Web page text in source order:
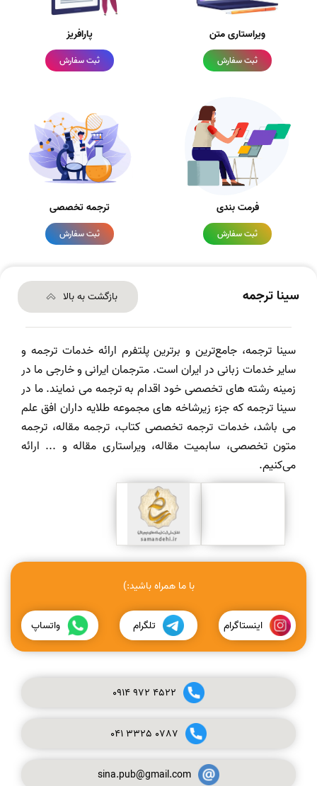
ویراستاری متن
ثبت سفارش
پارافریز
ثبت سفارش
فرمت بندی
ثبت سفارش
ترجمه تخصصی
ثبت سفارش
سینا ترجمه بازگشت به بالا
سینا ترجمه، جامع‌ترین و برترین پلتفرم ارائه خدمات ترجمه و
سایر خدمات زبانی در ایران است. مترجمان ایرانی و خارجی ما در
زمینه رشته های تخصصی خود اقدام به ترجمه می نمایند. ما در
سینا ترجمه که جزء زیرشاخه های مجموعه طلایه داران افق علم
می باشد، خدمات ترجمه تخصصی کتاب، ترجمه مقاله، ترجمه
متون تخصصی، سابمیت مقاله، ویراستاری مقاله و ... ارائه
می‌کنیم.
با ما همراه باشید:)
اینستاگرام تلگرام واتساپ
0914972 4522
041 3325 0787
sina.pub@gmail.com